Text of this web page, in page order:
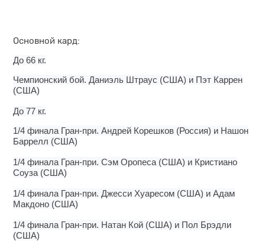
Основной кард:
До 66 кг.
Чемпионский бой. Даниэль Штраус (США) и Пэт Каррен
(США)
До 77 кг.
1/4 финала Гран-при. Андрей Корешков (Россия) и Нашон
Баррелл (США)
1/4 финала Гран-при. Сэм Оропеса (США) и Кристиано
Соуза (США)
1/4 финала Гран-при. Джесси Хуаресом (США) и Адам
Макдоно (США)
1/4 финала Гран-при. Натан Кой (США) и Пол Брэдли
(США)